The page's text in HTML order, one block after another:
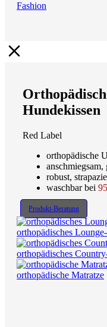
Fashion
Hundekissen
Red Label
orthopädische
robust,
waschbar bei
Produkt-Beratung
orthopädisches
orthopädisches
orthopädische Matratze